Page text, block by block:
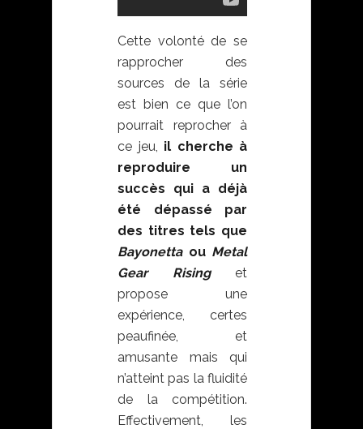
Cette volonté de se
rapprocher des
sources de la série
est bien ce que l’on
pourrait reprocher à
ce jeu, il cherche à
reproduire un
succès qui a déjà
été dépassé par
des titres tels que
Bayonettaou Metal
Gear Risinget
propose une
expérience, certes
peaufinée, et
amusante mais qui
n’atteint pas la fluidité
de la compétition.
Effectivement, les